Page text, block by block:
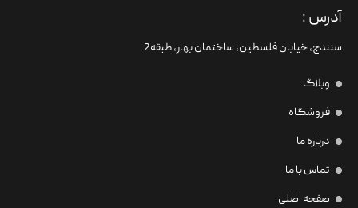
آدرس :
سنندج، خیابان فلسطین،‌ ساختمان بهار، طبقه2
وبلاگ
فروشگاه
درباره ما
تماس با ما
صفحه اصلی